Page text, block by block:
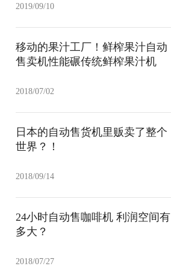
2019/09/10
移动的果汁工厂！鲜榨果汁自动
售卖机性能碾传统鲜榨果汁机
2018/07/02
日本的自动售货机里贩卖了整个
世界？！
2018/09/14
24小时自动售咖啡机 利润空间有
多大？
2018/07/27